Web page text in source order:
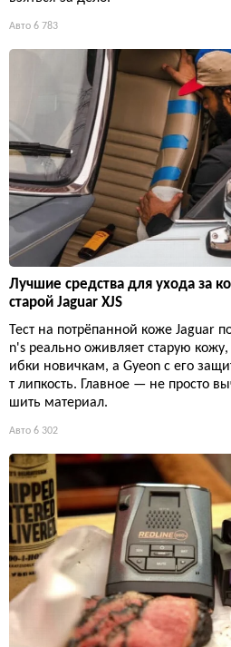
Авто 6 783
Лучшие средства для ухода за
старой Jaguar XJS
Тест на потрёпанной коже Jaguar
n's реально оживляет старую
ибки новичкам, а Gyeon с его
т липкость. Главное — не просто
шить материал.
Авто 6 302